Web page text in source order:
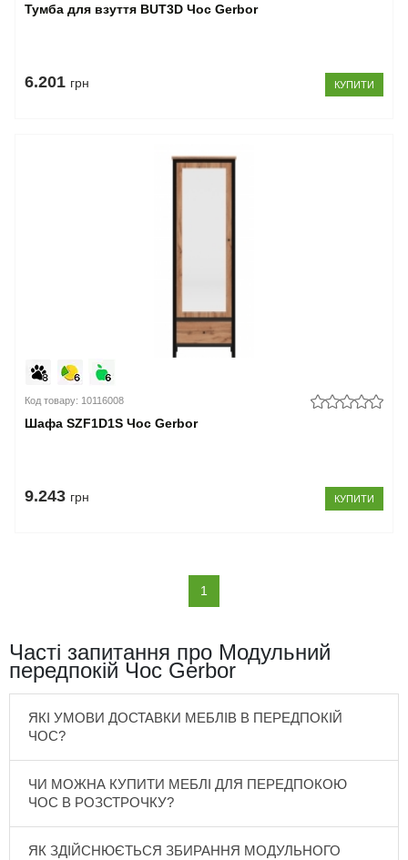
Тумба для взуття BUT3D Чос Gerbor
6.201 грн КУПИТИ
Код товару: 10116008
Шафа SZF1D1S Чос Gerbor
9.243 грн КУПИТИ
1
Часті запитання про Модульний
передпокій Чос Gerbor
ЯКІ УМОВИ ДОСТАВКИ МЕБЛІВ В ПЕРЕДПОКІЙ
ЧОС?
ЧИ МОЖНА КУПИТИ МЕБЛІ ДЛЯ ПЕРЕДПОКОЮ
ЧОС В РОЗСТРОЧКУ?
ЯК ЗДІЙСНЮЄТЬСЯ ЗБИРАННЯ МОДУЛЬНОГО